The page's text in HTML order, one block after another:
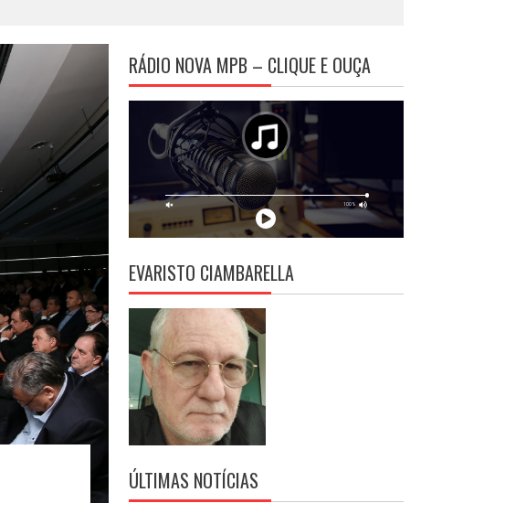
RÁDIO NOVA MPB – CLIQUE E OUÇA
EVARISTO CIAMBARELLA
ÚLTIMAS NOTÍCIAS